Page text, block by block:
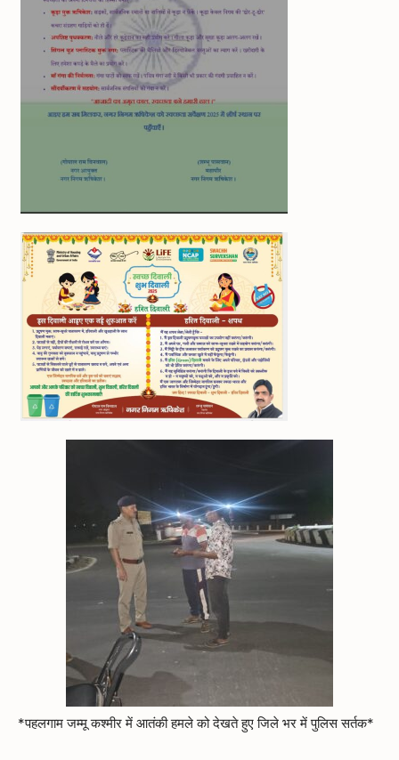
*पहलगाम जम्मू कश्मीर में आतंकी हमले को देखते हुए जिले भर में पुलिस सर्तक*